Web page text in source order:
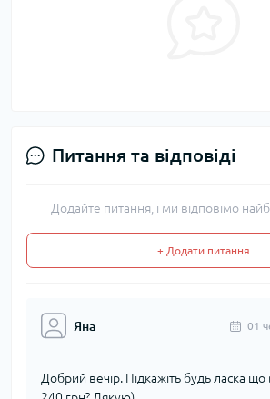
Питання та відповіді
Додайте питання, і ми відповімо
+ Додати питання
Яна 01
Добрий вечір. Підкажіть будь ласка